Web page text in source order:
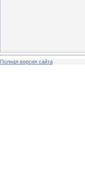
Полная версия сайта